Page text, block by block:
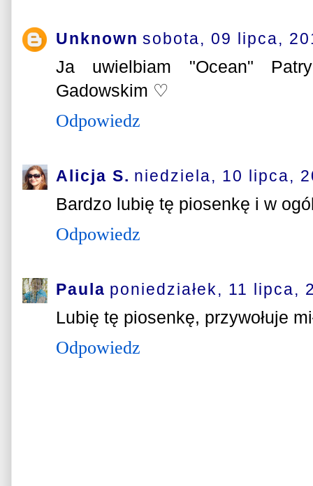
Unknown sobota, 09 lipca,
Ja uwielbiam "Ocean"
Gadowskim ♡
Odpowiedz
Alicja S. niedziela, 10 lipca,
Bardzo lubię tę piosenkę i w
Odpowiedz
Paula poniedziałek, 11 lipca,
Lubię tę piosenkę, przywołuje
Odpowiedz